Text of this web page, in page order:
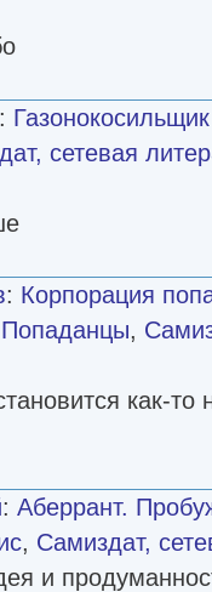
: Газонокосильщик
сетевая
: Корпорация
Попаданцы,
как-то
: Аберрант.
, Самиздат,
и